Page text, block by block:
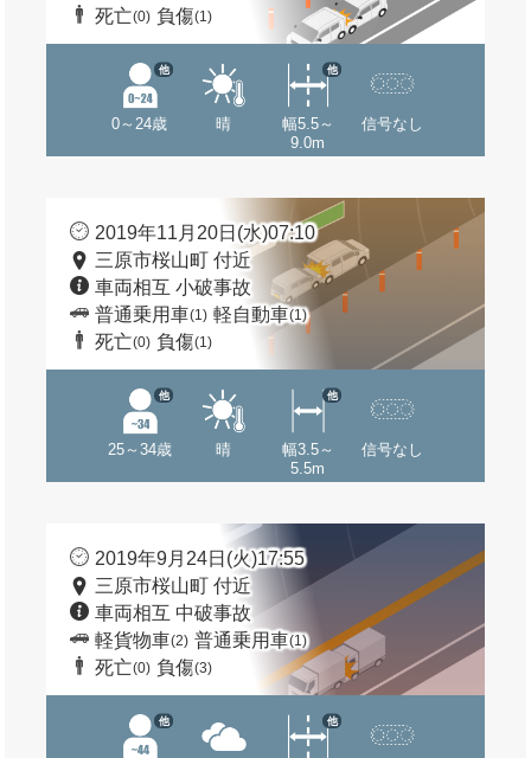
死亡(0) 負傷(1)
0～24歳
他
晴
幅5.5～
9.0m
他
信号なし
2019年11月20日(水)07:10
三原市桜山町 付近
車両相互 小破事故
普通乗用車(1) 軽自動車(1)
死亡(0) 負傷(1)
25～34歳
他
晴
幅3.5～
5.5m
他
信号なし
2019年9月24日(火)17:55
三原市桜山町 付近
車両相互 中破事故
軽貨物車(2) 普通乗用車(1)
死亡(0) 負傷(3)
他 他